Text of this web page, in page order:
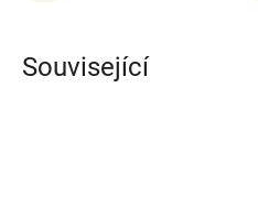
Související